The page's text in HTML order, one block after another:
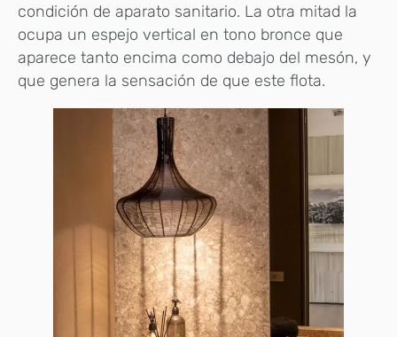
condición de aparato sanitario. La otra mitad la
ocupa un espejo vertical en tono bronce que
aparece tanto encima como debajo del mesón, y
que genera la sensación de que este flota.